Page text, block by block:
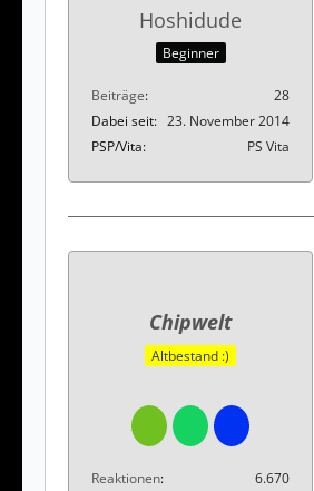
Hoshidude
Beginner
Beiträge
28
Dabei seit
23. November 2014
PSP/Vita
PS Vita
Chipwelt
Altbestand :)
Reaktionen
6.670